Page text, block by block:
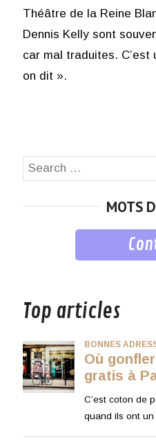
Théâtre de la Reine
Dennis Kelly sont
car mal traduites. C’est
on dit ».
Search
MOTS
Top articles